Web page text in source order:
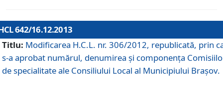
642/16.12.2013
Titlu: Modificarea H.C.L. nr. 306/2012, republicată, prin
s-a aprobat numărul, denumirea şi componenţa
de specialitate ale Consiliului Local al Municipiului Braşov.